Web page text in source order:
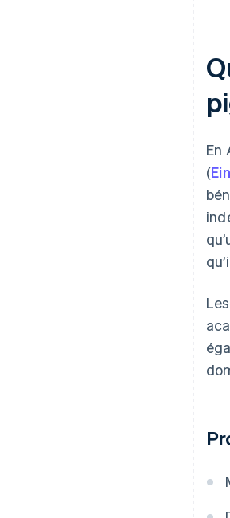
En
(